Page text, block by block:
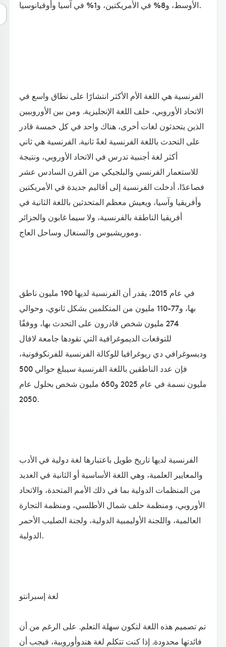
الأوسط، و8% في الأمريكتين، و1% في آسيا وأوقيانوسيا.
الفرنسية هي اللغة الأم الأكثر انتشارًا على نطاق واسع في
الاتحاد الأوروبي، خلف اللغة الإنجليزية. ومن بين الأوروبيين
الذين يتحدثون لغات أخرى، هناك واحد في كل خمسة قادر
على التحدث باللغة الفرنسية لغةً ثانية. الفرنسية هي ثاني
أكثر لغة أجنبية تدرس في الاتحاد الأوروبي، ونتيجة
للاستعمار الفرنسي والبلجيكي من القرن السادس عشر
فصاعدًا، أدخلت الفرنسية إلى أقاليم جديدة في الأمريكتين
وأفريقيا وآسيا، ويعيش معظم المتحدثين باللغة الثانية في
أفريقيا الناطقة بالفرنسية، ولا سيما غابون والجزائر
وموريشيوس والسنغال وساحل العاج.
في عام 2015، يقدر أن الفرنسية لديها 190 مليون ناطق
بها، و77-110 مليون من المتكلمين بشكل ثانوي، وحوالي
274 مليون شخص قادرون على التحدث بها، ووفقًا
للتوقعات الديموغرافية التي تقودها جامعة لافال
وديسوغرافي دي ريوغرافيا للوكالة الفرنسية للفرنكوفونية،
فإن عدد الناطقين باللغة الفرنسية سيبلغ حوالي 500
مليون نسمة في عام 2025 و650 مليون شخص بحلول عام
2050.
الفرنسية لديها تاريخ طويل باعتبارها لغة دولية في الأدب
والمعايير العلمية، وهي اللغة الأساسية أو الثانية في العديد
من المنظمات الدولية بما في ذلك الأمم المتحدة، والاتحاد
الأوروبي، ومنظمة حلف شمال الأطلسي، ومنظمة التجارة
العالمية، واللجنة الأوليمبية الدولية، ولجنة الصليب الأحمر
الدولية.
لغة إسبرانتو
تم تصميم هذه اللغة لتكون سهلة التعلم. على الرغم من أن
فائدتها محدودة. إذا كنت تتكلم لغة هندوأوروبية، فيجب أن